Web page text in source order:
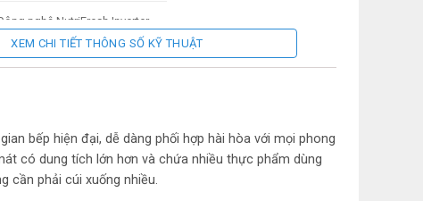
nghệ NutriFresh Inverter
nghệ EvenTemp
rau TasteLockAuto
XEM CHI TIẾT THÔNG SỐ KỸ THUẬT
bếp hiện đại, dễ dàng phối hợp hài hòa với mọi phong
có dung tích lớn hơn và chứa nhiều thực phẩm dùng
cần phải cúi xuống nhiều.